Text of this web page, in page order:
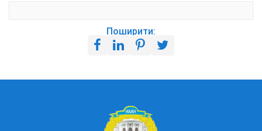
Поширити: